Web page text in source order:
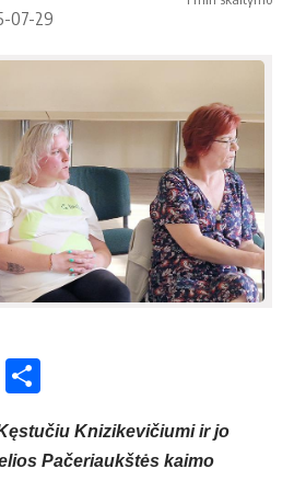
07-29
X
Knizikevičiumi ir jo
Pačeriaukštės kaimo